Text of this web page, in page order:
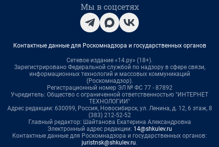
Мы в соцсетях
Контактные данные для Роскомнадзора и государственных органов
Сетевое издание «14.ру» (18+).
Зарегистрировано Федеральной службой по надзору в сфере связи,
информационных технологий и массовых коммуникаций
(Роскомнадзор).
Регистрационный номер ЭЛ № ФС 77 - 87892
Учредитель: Общество с ограниченной ответственностью "ИНТЕРНЕТ
ТЕХНОЛОГИИ"
Адрес редакции: 630099, Россия, Новосибирск, ул. Ленина, д. 12, 6 этаж, 8
(383) 212-52-52
Главный редактор: Шайтанова Екатерина Александровна
Электронный адрес редакции: 14@shkulev.ru
Контактные данные для Роскомнадзора и государственных органов:
juristnsk@shkulev.ru.